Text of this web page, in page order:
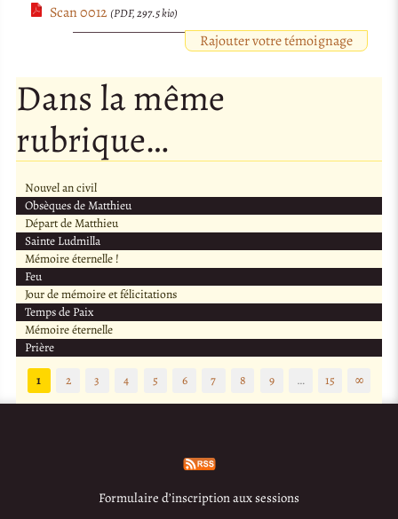
Scan 0012 (PDF, 297.5 kio)
Rajouter votre témoignage
Dans la même
rubrique…
Nouvel an civil
Obsèques de Matthieu
Départ de Matthieu
Sainte Ludmilla
Mémoire éternelle !
Feu
Jour de mémoire et félicitations
Temps de Paix
Mémoire éternelle
Prière
1
2 3 4 5 6 7 8 9 … 15 ∞
Formulaire d’inscription aux sessions